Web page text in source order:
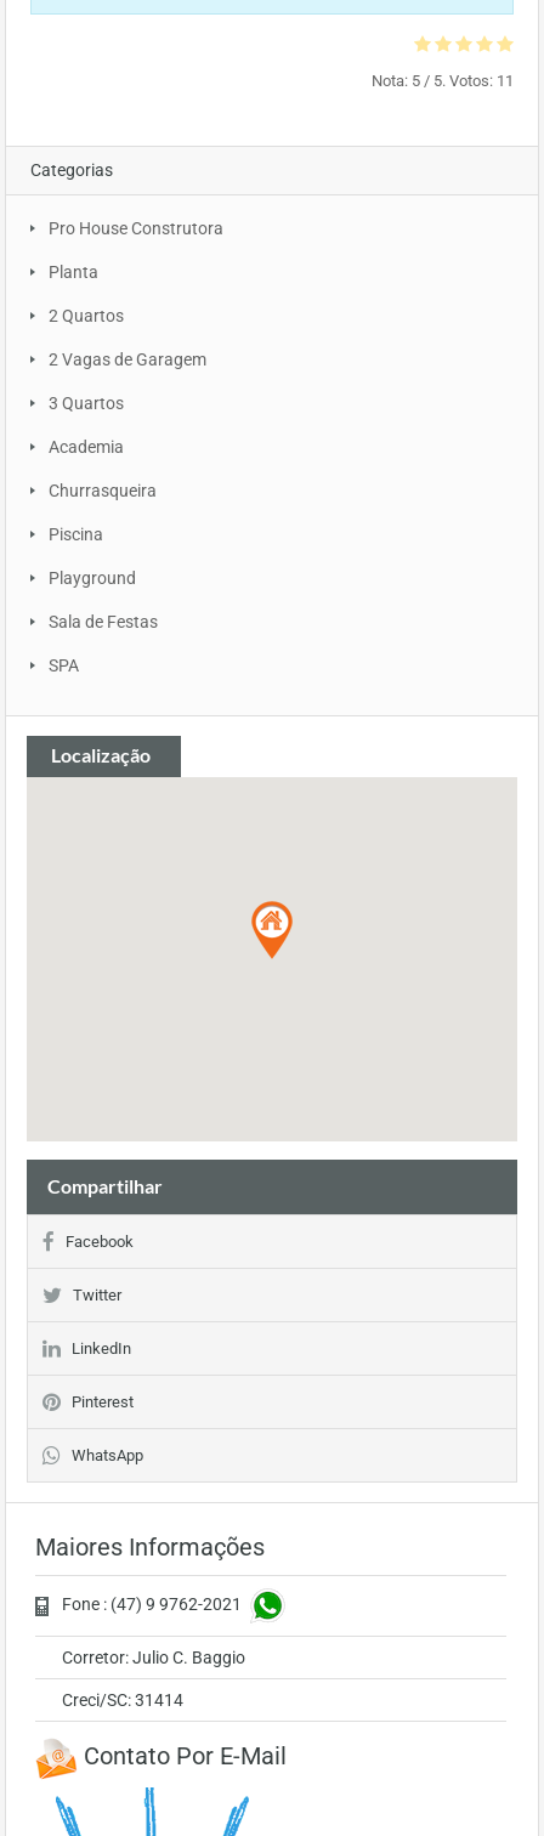
Nota: 5 / 5. Votos: 11
Categorias
Pro House Construtora
Planta
2 Quartos
2 Vagas de Garagem
3 Quartos
Academia
Churrasqueira
Piscina
Playground
Sala de Festas
SPA
Localização
Compartilhar
Facebook
Twitter
LinkedIn
Pinterest
WhatsApp
Maiores Informações
Fone : (47) 9 9762-2021
Corretor: Julio C. Baggio
Creci/SC: 31414
Contato Por E-Mail